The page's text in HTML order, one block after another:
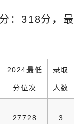
：318分，最
2024最低
分位次
录取
人数
27728 3